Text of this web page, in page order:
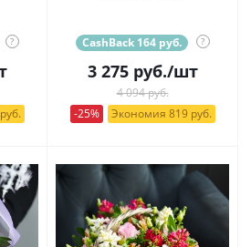
? CashBack 164 руб. ?
3 275руб./шт
4 094 руб.
-25%
Экономия 819 руб.